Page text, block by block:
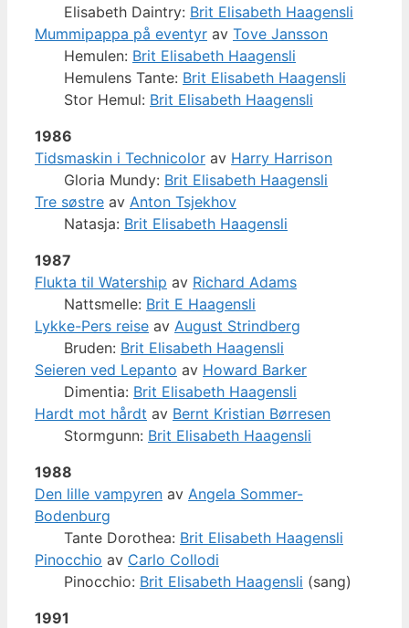
Elisabeth Daintry: Brit Elisabeth Haagensli
Mummipappa på eventyr av Tove Jansson
Hemulen: Brit Elisabeth Haagensli
Hemulens Tante: Brit Elisabeth Haagensli
Stor Hemul: Brit Elisabeth Haagensli
1986
Tidsmaskin i Technicolor av Harry Harrison
Gloria Mundy: Brit Elisabeth Haagensli
Tre søstre av Anton Tsjekhov
Natasja: Brit Elisabeth Haagensli
1987
Flukta til Watership av Richard Adams
Nattsmelle: Brit E Haagensli
Lykke-Pers reise av August Strindberg
Bruden: Brit Elisabeth Haagensli
Seieren ved Lepanto av Howard Barker
Dimentia: Brit Elisabeth Haagensli
Hardt mot hårdt av Bernt Kristian Børresen
Stormgunn: Brit Elisabeth Haagensli
1988
Den lille vampyren av Angela Sommer-
Bodenburg
Tante Dorothea: Brit Elisabeth Haagensli
Pinocchio av Carlo Collodi
Pinocchio: Brit Elisabeth Haagensli (sang)
1991